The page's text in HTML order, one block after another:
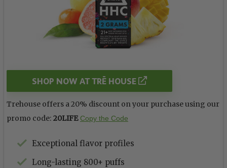
SHOP NOW AT TRĒ HOUSE
Trehouse offers a 20% discount on your purchase using our
promo code: 20LIFE Copy the Code
Exceptional flavor profiles
Long-lasting 800+ puffs